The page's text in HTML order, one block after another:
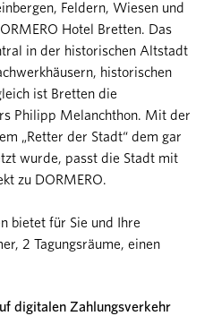
Feldern, Wiesen und
Hotel Bretten. Das
in der historischen Altstadt
historischen
ist Bretten die
Philipp Melanchthon. Mit der
„Retter der Stadt“ dem gar
wurde, passt die Stadt mit
zu DORMERO.
bietet für Sie und Ihre
2 Tagungsräume, einen
digitalen Zahlungsverkehr